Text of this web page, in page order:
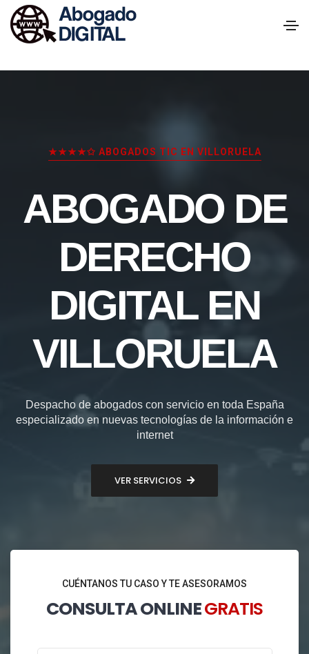
★★★★✩ ABOGADOS TIC EN VILLORUELA
ABOGADO DE
DERECHO
DIGITAL EN
VILLORUELA
Despacho de abogados con servicio en toda España
especializado en nuevas tecnologías de la información e
internet
VER SERVICIOS
CUÉNTANOS TU CASO Y TE ASESORAMOS
CONSULTA ONLINEGRATIS